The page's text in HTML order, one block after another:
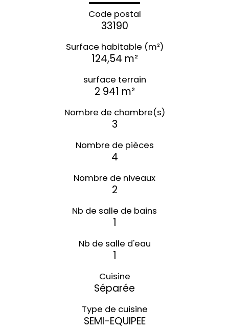
Code postal
33190
Surface habitable (m²)
124,54 m²
surface terrain
2 941 m²
Nombre de chambre(s)
3
Nombre de pièces
4
Nombre de niveaux
2
Nb de salle de bains
1
Nb de salle d'eau
1
Cuisine
Séparée
Type de cuisine
SEMI-EQUIPEE